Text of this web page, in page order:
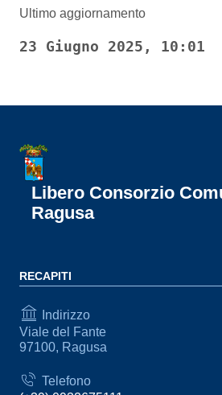
Ultimo aggiornamento
23 Giugno 2025, 10:01
Libero Consorzio
Ragusa
RECAPITI
Indirizzo
Viale del Fante
97100, Ragusa
Telefono